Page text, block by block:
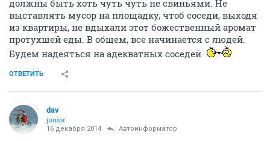
должны быть хоть чуть чуть не свиньями. Не
выставлять мусор на площадку, чтоб соседи, выходя
из квартиры, не вдыхали этот божественный аромат
протухшей еды. В общем, все начинается с людей.
Будем надеяться на адекватных соседей
ОТВЕТИТЬ
dav
junior
16 декабря 2014 Автоинформатор